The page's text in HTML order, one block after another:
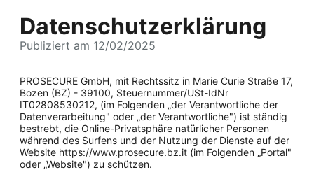
Datenschutzerklärung
Publiziert am 12/02/2025
PROSECURE GmbH, mit Rechtssitz in Marie Curie Straße 17,
Bozen (BZ) - 39100, Steuernummer/USt-IdNr
IT02808530212, (im Folgenden „der Verantwortliche der
Datenverarbeitung" oder „der Verantwortliche") ist ständig
bestrebt, die Online-Privatsphäre natürlicher Personen
während des Surfens und der Nutzung der Dienste auf der
Website https://www.prosecure.bz.it (im Folgenden „Portal"
oder „Website") zu schützen.